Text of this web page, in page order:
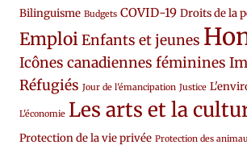
Bilinguisme Budgets COVID-19 Droits de la
EmploiEnfants et jeunes
Icônes canadiennes féminines
Réfugiés Jour de l'émancipation Justice
L'économie Les arts et la
Protection de la vie privée Protection des